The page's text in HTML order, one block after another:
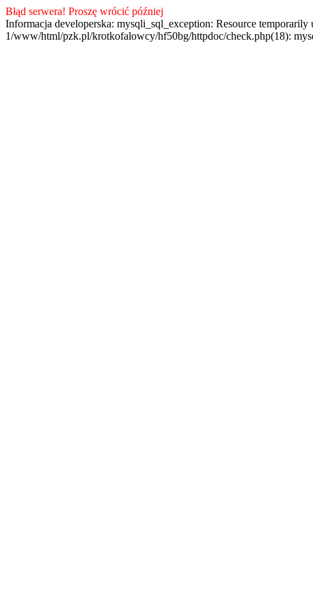
Błąd serwera! Proszę wrócić później
Informacja developerska: mysqli_sql_exception: Resource
1/www/html/pzk.pl/krotkofalowcy/hf50bg/httpdoc/check.php(18):